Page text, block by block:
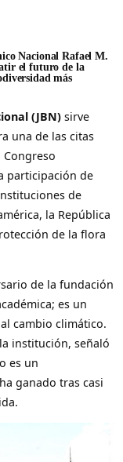
Nacional Rafael M.
el futuro de la
más
(JBN) sirve
una de las citas
Congreso
participación de
de
la República
de la flora
de la fundación
es un
cambio climático.
institución, señaló
es un
ganado tras casi